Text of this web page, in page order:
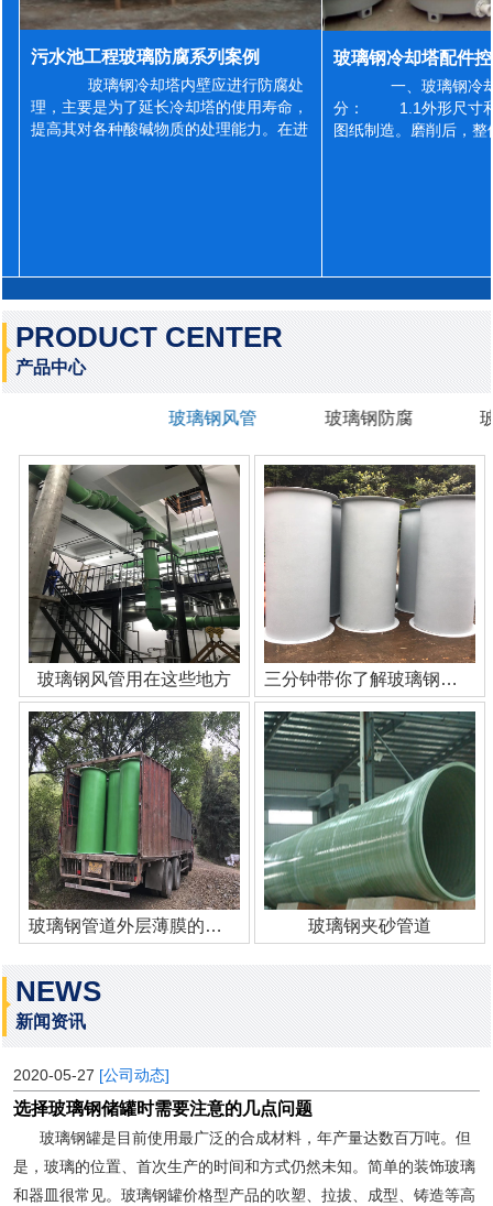
污水池工程玻璃防腐系列案例
玻璃钢冷却塔内壁应进行防腐处
理，主要是为了延长冷却塔的使用寿命，
提高其对各种酸碱物质的处理能力。在进
一、玻璃钢冷
分： 1.1外形尺寸和
图纸制造。磨削后，
PRODUCT CENTER
产品中心
玻璃钢风管 玻璃钢防腐
玻璃钢风管用在这些地方 三分钟带你了解玻璃钢管道
玻璃钢管道外层薄膜的作用 玻璃钢夹砂管道
NEWS
新闻资讯
2020-05-27 [公司动态]
选择玻璃钢储罐时需要注意的几点问题
玻璃钢罐是目前使用最广泛的合成材料，年产量达数百万吨。但
是，玻璃的位置、首次生产的时间和方式仍然未知。简单的装饰玻璃
和器皿很常见。玻璃钢罐价格型产品的吹塑、拉拔、成型、铸造等高